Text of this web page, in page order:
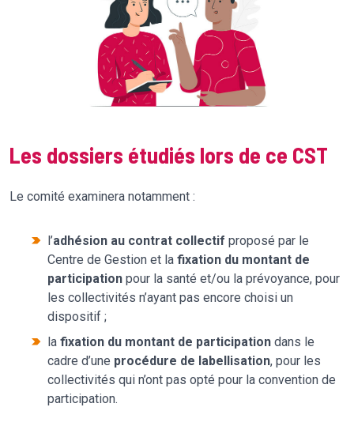
Les dossiers étudiés lors de ce CST
Le comité examinera notamment :
l’adhésion au contrat collectif proposé par le
Centre de Gestion et la fixation du montant de
participation pour la santé et/ou la prévoyance, pour
les collectivités n’ayant pas encore choisi un
dispositif ;
la fixation du montant de participation dans le
cadre d’une procédure de labellisation, pour les
collectivités qui n’ont pas opté pour la convention de
participation.